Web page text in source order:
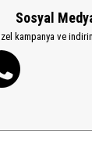
Sosyal
kampanya ve